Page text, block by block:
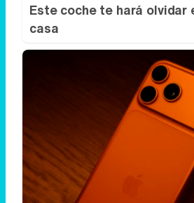
Este coche te hará olvidar
casa